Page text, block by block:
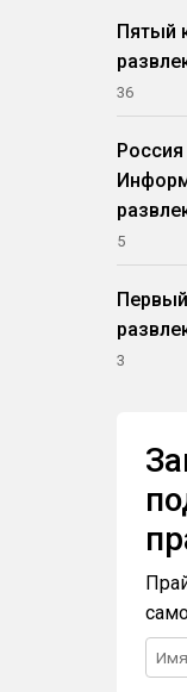
Пятый
36
Россия
5
3